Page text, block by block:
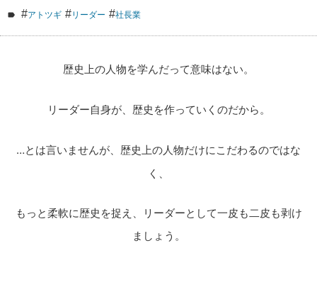
#アトツギ #リーダー #社長業
歴史上の人物を学んだって意味はない。
リーダー自身が、歴史を作っていくのだから。
…とは言いませんが、歴史上の人物だけにこだわるのではな
く、
もっと柔軟に歴史を捉え、リーダーとして一皮も二皮も剥け
ましょう。